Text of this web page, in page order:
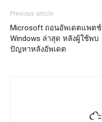
Previous article
Microsoft ถอนอัพเดตแพตช์
Windows ล่าสุด หลังผู้ใช้พบ
ปัญหาหลังอัพเดต